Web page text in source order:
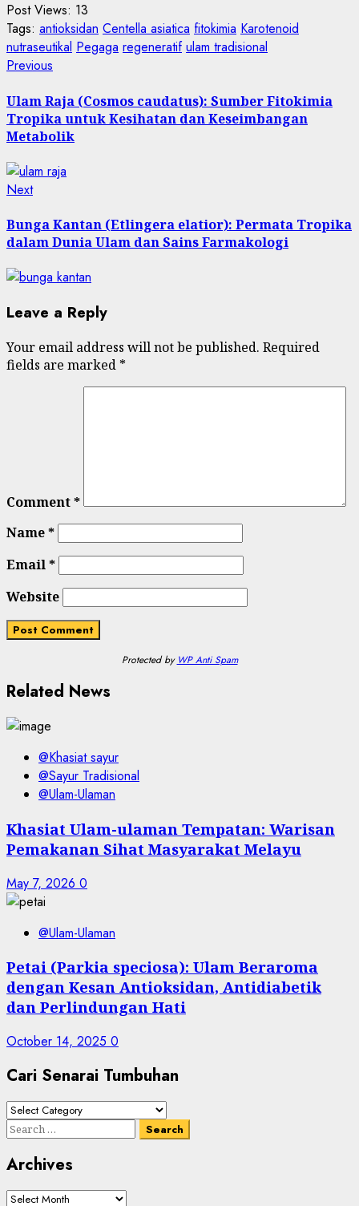
Post Views: 13
Tags: antioksidan Centella asiatica fitokimia Karotenoid
nutraseutikal Pegaga regeneratif ulam tradisional
Post
navigation
Previous
Ulam Raja (Cosmos caudatus): Sumber Fitokimia
Tropika untuk Kesihatan dan Keseimbangan
Metabolik
NextNext
Bunga Kantan (Etlingera elatior): Permata Tropika
dalam Dunia Ulam dan Sains Farmakologi
Leave a Reply
Your email address will not be published. Required
fields are marked *
Comment*
Name*
Email*
Website
Protected by WP Anti Spam
Related News
@Khasiat sayur
@Sayur Tradisional
@Ulam-Ulaman
Khasiat Ulam-ulaman Tempatan: Warisan
Pemakanan Sihat Masyarakat Melayu
May 7, 2026 0
@Ulam-Ulaman
Petai (Parkia speciosa): Ulam Beraroma
dengan Kesan Antioksidan, Antidiabetik
dan Perlindungan Hati
October 14, 2025 0
Cari Senarai Tumbuhan
Cari
Senarai
Search
Archives
Archives